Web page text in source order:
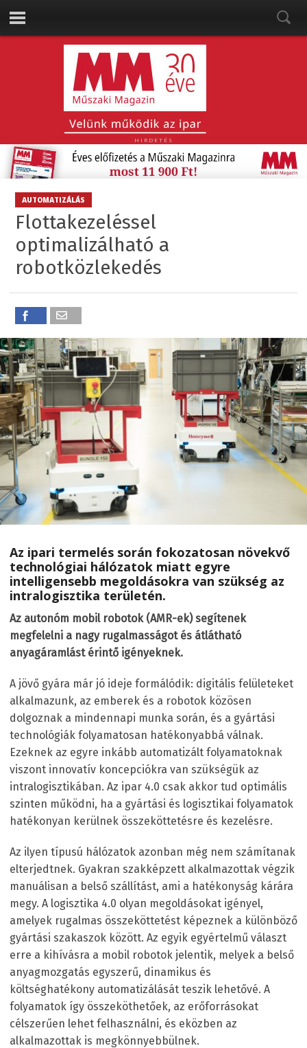
HIRDETÉS
AUTOMATIZÁLÁS
Flottakezeléssel
optimalizálható a
robotközlekedés
Az ipari termelés során fokozatosan növekvő
technológiai hálózatok miatt egyre
intelligensebb megoldásokra van szükség az
intralogisztika területén.
Az autonóm mobil robotok (AMR-ek) segítenek
megfelelni a nagy rugalmasságot és átlátható
anyagáramlást érintő igényeknek.
A jövő gyára már jó ideje formálódik: digitális felületeket
alkalmazunk, az emberek és a robotok közösen
dolgoznak a mindennapi munka során, és a gyártási
technológiák folyamatosan hatékonyabbá válnak.
Ezeknek az egyre inkább automatizált folyamatoknak
viszont innovatív koncepciókra van szükségük az
intralogisztikában. Az ipar 4.0 csak akkor tud optimális
szinten működni, ha a gyártási és logisztikai folyamatok
hatékonyan kerülnek összeköttetésre és kezelésre.
Az ilyen típusú hálózatok azonban még nem számítanak
elterjedtnek. Gyakran szakképzett alkalmazottak végzik
manuálisan a belső szállítást, ami a hatékonyság kárára
megy. A logisztika 4.0 olyan megoldásokat igényel,
amelyek rugalmas összeköttetést képeznek a különböző
gyártási szakaszok között. Az egyik egyértelmű választ
erre a kihívásra a mobil robotok jelentik, melyek a belső
anyagmozgatás egyszerű, dinamikus és
költséghatékony automatizálását teszik lehetővé. A
folyamatok így összeköthetőek, az erőforrásokat
célszerűen lehet felhasználni, és eközben az
alkalmazottak is megkönnyebbülnek.